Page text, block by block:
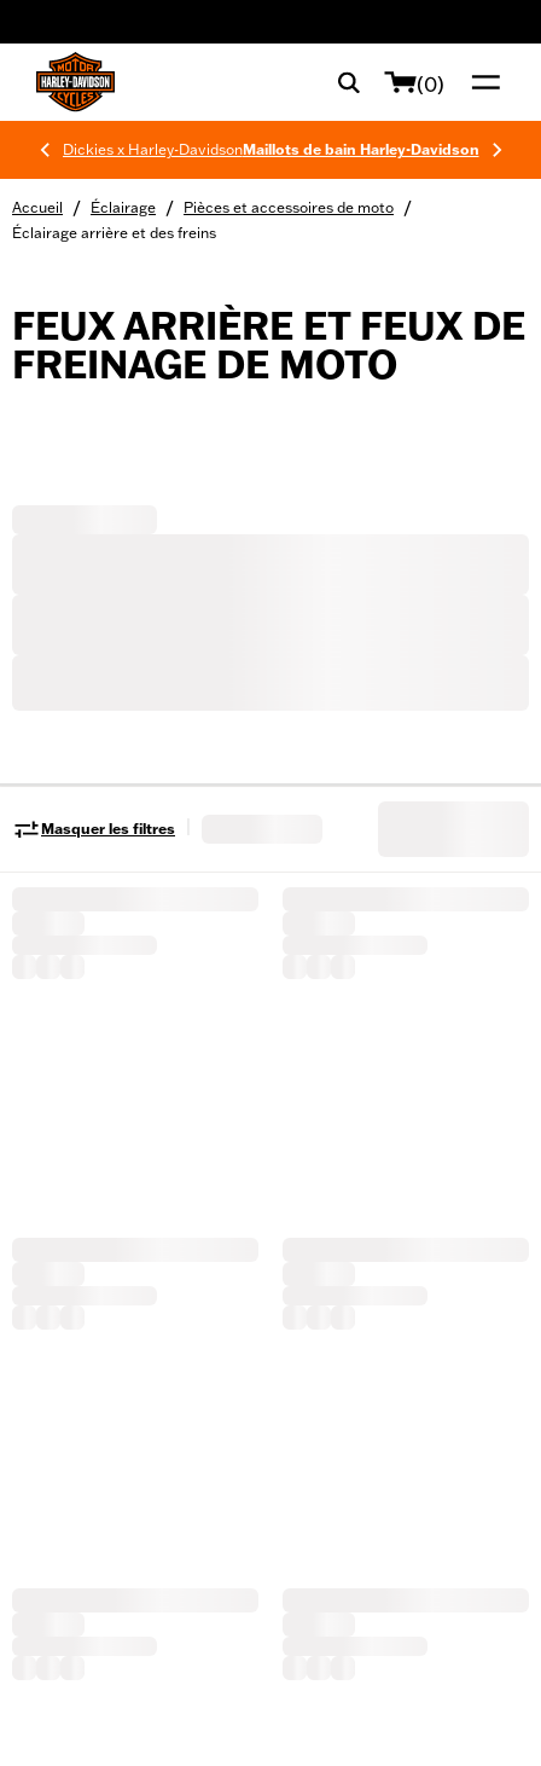
(0)
Dickies x Harley-DavidsonMaillots de bain Harley-Davidson
Accueil / Éclairage / Pièces et accessoires de moto /
Éclairage arrière et des freins
FEUX ARRIÈRE ET FEUX DE
FREINAGE DE MOTO
Masquer les filtres